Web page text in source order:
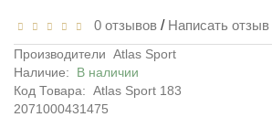
0 отзывов / Написать отзыв
Производители Atlas Sport
Наличие: В наличии
Код Товара: Atlas Sport 183
2071000431475